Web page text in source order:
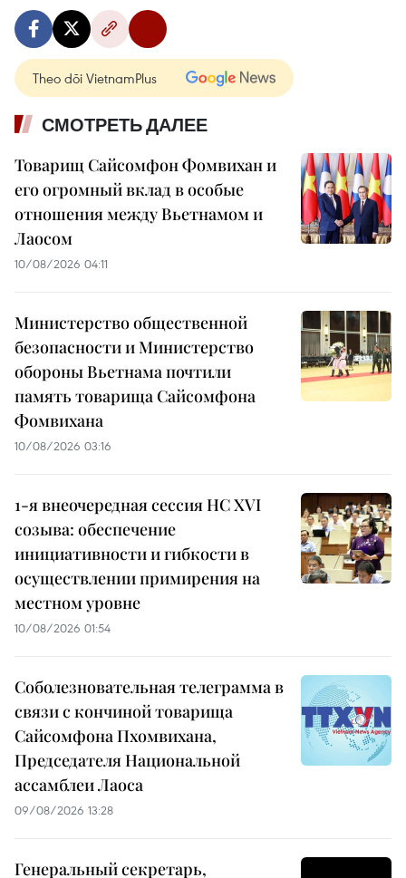
Theo dõi VietnamPlus
СМОТРЕТЬ ДАЛЕЕ
Товарищ Сайсомфон Фомвихан и
его огромный вклад в особые
отношения между Вьетнамом и
Лаосом
10/08/2026 04:11
Министерство общественной
безопасности и Министерство
обороны Вьетнама почтили
память товарища Сайсомфона
Фомвихана
10/08/2026 03:16
1-я внеочередная сессия НС XVI
созыва: обеспечение
инициативности и гибкости в
осуществлении примирения на
местном уровне
10/08/2026 01:54
Соболезновательная телеграмма в
связи с кончиной товарища
Сайсомфона Пхомвихана,
Председателя Национальной
ассамблеи Лаоса
09/08/2026 13:28
Генеральный секретарь,